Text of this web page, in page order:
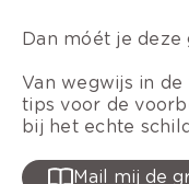
Dan móét je deze
Van wegwijs in
tips voor de
bij het echte
Mail mij de